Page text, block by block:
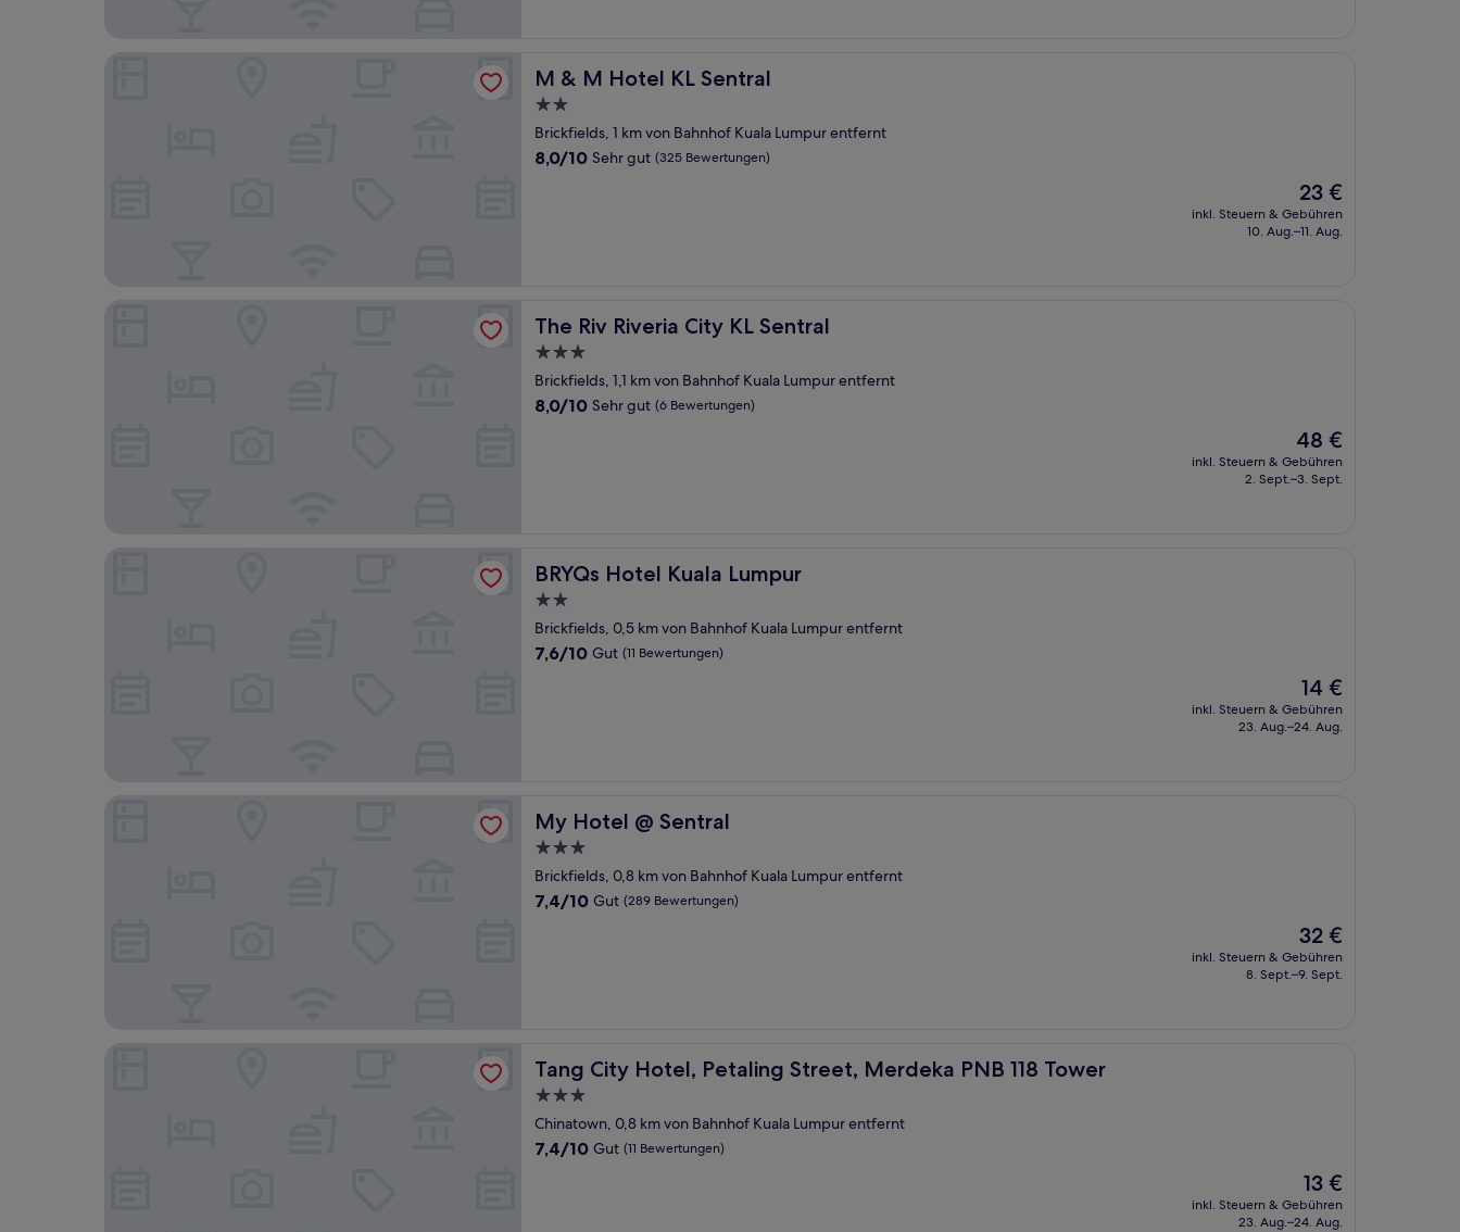
M & M Hotel KL Sentral
M & M Hotel KL Sentral
2.0-
Sterne-
Unterkunft
Brickfields, 1 km von Bahnhof Kuala Lumpur entfernt
8.0
8,0/10 Sehr gut (325 Bewertungen)
Der
Preis
beträgt
23 €
inkl. Steuern & Gebühren
10. Aug.–11. Aug.
The Riv Riveria City KL Sentral
The Riv Riveria City KL Sentral
3.0-
Sterne-
Unterkunft
Brickfields, 1,1 km von Bahnhof Kuala Lumpur entfernt
8.0
8,0/10 Sehr gut (6 Bewertungen)
Der
Preis
beträgt
48 €
inkl. Steuern & Gebühren
2. Sept.–3. Sept.
BRYQs Hotel Kuala Lumpur
BRYQs Hotel Kuala Lumpur
2.0-
Sterne-
Unterkunft
Brickfields, 0,5 km von Bahnhof Kuala Lumpur entfernt
7.6
7,6/10 Gut (11 Bewertungen)
Der
Preis
beträgt
14 €
inkl. Steuern & Gebühren
23. Aug.–24. Aug.
My Hotel @ Sentral
My Hotel @ Sentral
3.0-
Sterne-
Unterkunft
Brickfields, 0,8 km von Bahnhof Kuala Lumpur entfernt
7.4
7,4/10 Gut (289 Bewertungen)
Der
Preis
beträgt
32 €
inkl. Steuern & Gebühren
8. Sept.–9. Sept.
Tang City Hotel, Petaling Street, Merdeka PNB 118 Tower
Tang City Hotel, Petaling Street, Merdeka PNB 118 Tower
3.0-
Sterne-
Unterkunft
Chinatown, 0,8 km von Bahnhof Kuala Lumpur entfernt
7.4
7,4/10 Gut (11 Bewertungen)
Der
Preis
beträgt
13 €
inkl. Steuern & Gebühren
23. Aug.–24. Aug.
Tang City Hotel, Petaling Street, Merdeka PNB 118 Tower